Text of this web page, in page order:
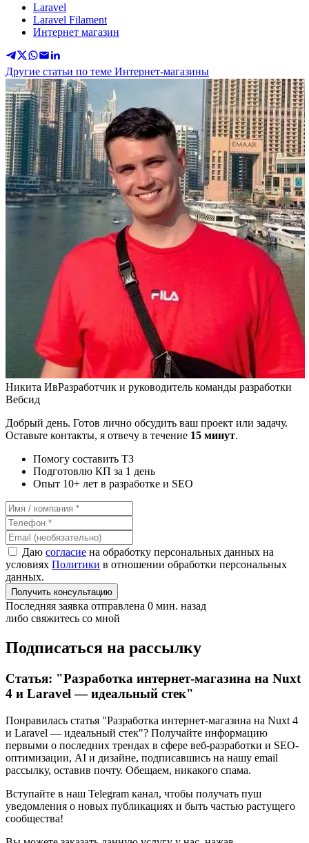
Laravel
Laravel Filament
Интернет магазин
Другие статьи по теме Интернет-магазины
Никита ИвРазработчик и руководитель команды разработки
Вебсид
Добрый день. Готов лично обсудить ваш проект или задачу.
Оставьте контакты, я отвечу в течение 15 минут.
Помогу составить ТЗ
Подготовлю КП за 1 день
Опыт 10+ лет в разработке и SEO
Даю согласие на обработку персональных данных на
условиях Политики в отношении обработки персональных
данных.
Получить консультацию
Последняя заявка отправлена 0 мин. назад
либо свяжитесь со мной
Подписаться на рассылку
Статья: "Разработка интернет-магазина на Nuxt
4 и Laravel — идеальный стек"
Понравилась статья "Разработка интернет-магазина на Nuxt 4
и Laravel — идеальный стек"? Получайте информацию
первыми о последних трендах в сфере веб-разработки и SEO-
оптимизации, AI и дизайне, подписавшись на нашу email
рассылку, оставив почту. Обещаем, никакого спама.
Вступайте в наш Telegram канал, чтобы получать пуш
уведомления о новых публикациях и быть частью растущего
сообщества!